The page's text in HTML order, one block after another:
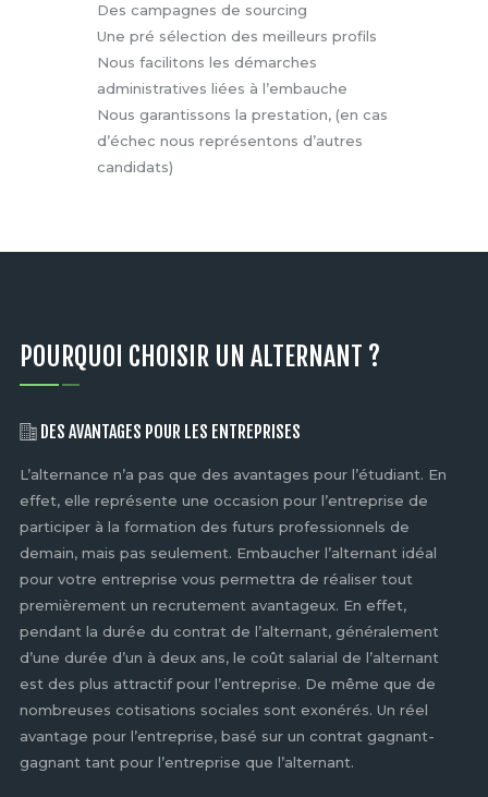
Des campagnes de sourcing
Une pré sélection des meilleurs profils
Nous facilitons les démarches
administratives liées à l’embauche
Nous garantissons la prestation, (en cas
d’échec nous représentons d’autres
candidats)
POURQUOI CHOISIR UN ALTERNANT ?
DES AVANTAGES POUR LES ENTREPRISES
L’alternance n’a pas que des avantages pour l’étudiant. En
effet, elle représente une occasion pour l’entreprise de
participer à la formation des futurs professionnels de
demain, mais pas seulement. Embaucher l’alternant idéal
pour votre entreprise vous permettra de réaliser tout
premièrement un recrutement avantageux. En effet,
pendant la durée du contrat de l’alternant, généralement
d’une durée d’un à deux ans, le coût salarial de l’alternant
est des plus attractif pour l’entreprise. De même que de
nombreuses cotisations sociales sont exonérés. Un réel
avantage pour l’entreprise, basé sur un contrat gagnant-
gagnant tant pour l’entreprise que l’alternant.